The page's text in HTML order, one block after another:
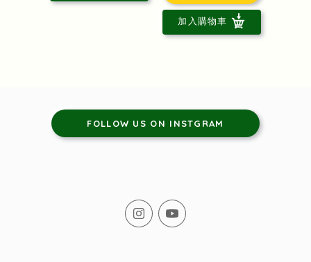
加入購物車
FOLLOW US ON INSTGRAM